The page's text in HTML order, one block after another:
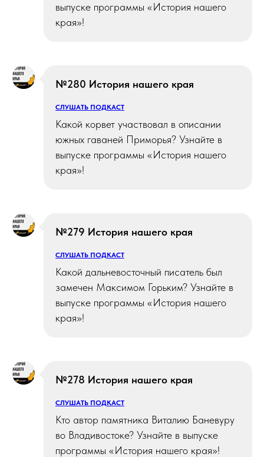
выпуске программы «История нашего
края»!
№280 История нашего края
СЛУШАТЬ ПОДКАСТ
Какой корвет участвовал в описании
южных гаваней Приморья? Узнайте в
выпуске программы «История нашего
края»!
№279 История нашего края
СЛУШАТЬ ПОДКАСТ
Какой дальневосточный писатель был
замечен Максимом Горьким? Узнайте в
выпуске программы «История нашего
края»!
№278 История нашего края
СЛУШАТЬ ПОДКАСТ
Кто автор памятника Виталию Баневуру
во Владивостоке? Узнайте в выпуске
программы «История нашего края»!